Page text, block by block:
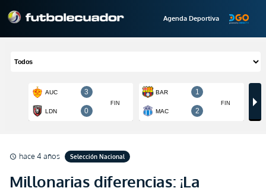
Agenda Deportiva
schedule hace 4 años Selección Nacional
Millonarias diferencias: ¡La